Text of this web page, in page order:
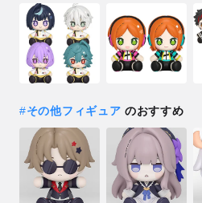
#その他フィギュア のおすすめ